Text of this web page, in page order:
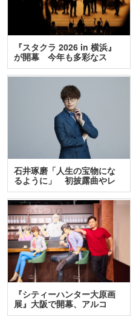
『スタクラ 2026 in 横浜』
が開幕 今年も多彩なス
テ…
石井琢磨「人生の宝物にな
るように」 初披露曲やレ
ア…
『シティーハンター大原画
展』大阪で開幕、アルコ
＆…